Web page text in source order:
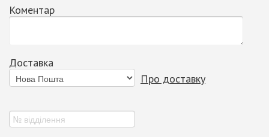
Коментар
Доставка
Про доставку